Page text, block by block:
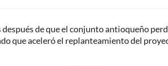
de que el conjunto antioqueño
que aceleró el replanteamiento del